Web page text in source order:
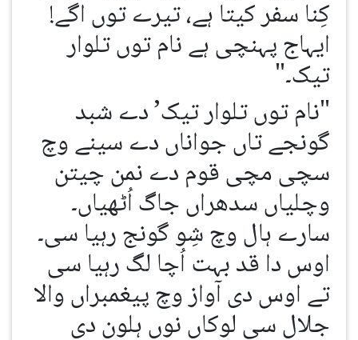
کِنا سفر کیتا ہے، تیرے توں اگے!
ایہاج پہنچی ہے نام توں تلوار
تیک۔"
"نام توں تلوار تیک’ دے شبد
گونجے تاں جواناں دے سینے وچ
سچی مچی قوم دے نمن چیتن
وچلیاں سدھراں جاگ اُٹھیاں۔
سارے ہال وچ شِو گونج رہیا سی۔
اوس دا قد بہت اُچا لگ رہیا سی
تے اوس دی آواز وچ پیغمبراں والا
جلال سی لوکاں نوں ہلون دی